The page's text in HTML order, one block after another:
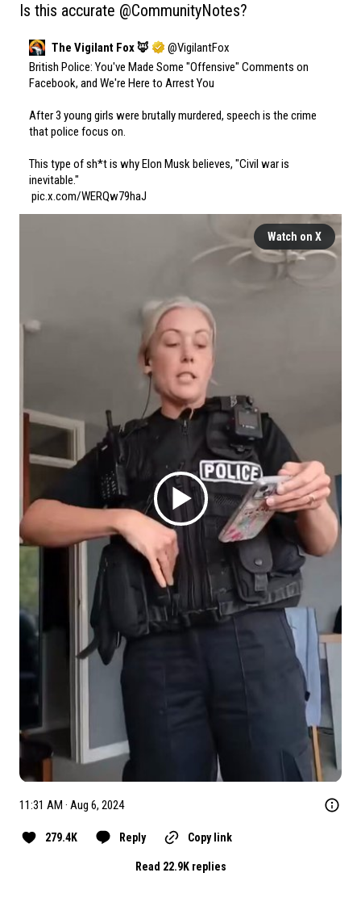
Is this accurate @CommunityNotes?
The Vigilant Fox 🦊 @VigilantFox
British Police: You've Made Some "Offensive" Comments on
Facebook, and We're Here to Arrest You
After 3 young girls were brutally murdered, speech is the crime
that police focus on.
This type of sh*t is why Elon Musk believes, "Civil war is
inevitable."
pic.x.com/WERQw79haJ
Watch on X
11:31 AM · Aug 6, 2024
279.4K Reply Copy link
Read 22.9K replies